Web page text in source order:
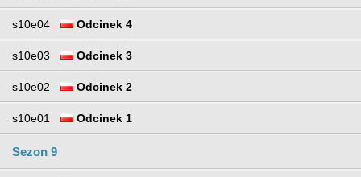
s10e04 Odcinek 4
s10e03 Odcinek 3
s10e02 Odcinek 2
s10e01 Odcinek 1
Sezon 9